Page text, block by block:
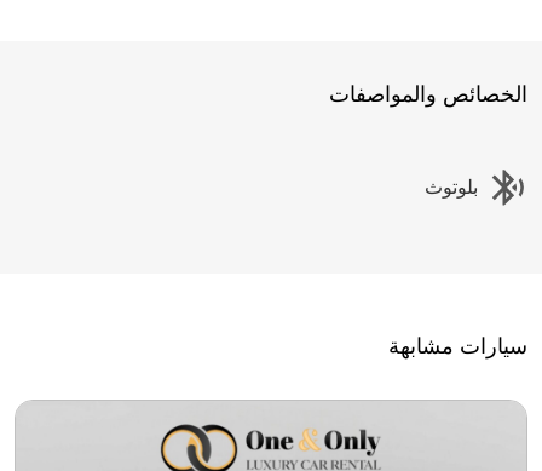
الخصائص والمواصفات
بلوتوث
سيارات مشابهة